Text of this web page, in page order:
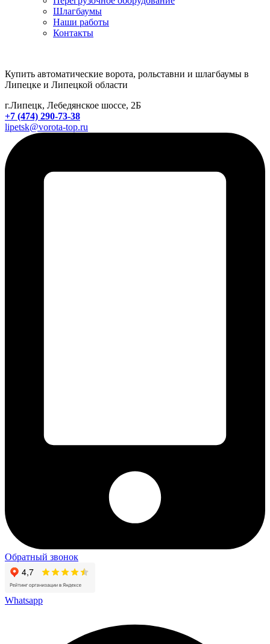
Шлагбаумы
Наши работы
Контакты
Купить автоматические ворота, рольставни и шлагбаумы в
Липецке и Липецкой области
г.Липецк, Лебедянское шоссе, 2Б
+7 (474) 290-73-38
lipetsk@vorota-top.ru
Обратный звонок
Whatsapp